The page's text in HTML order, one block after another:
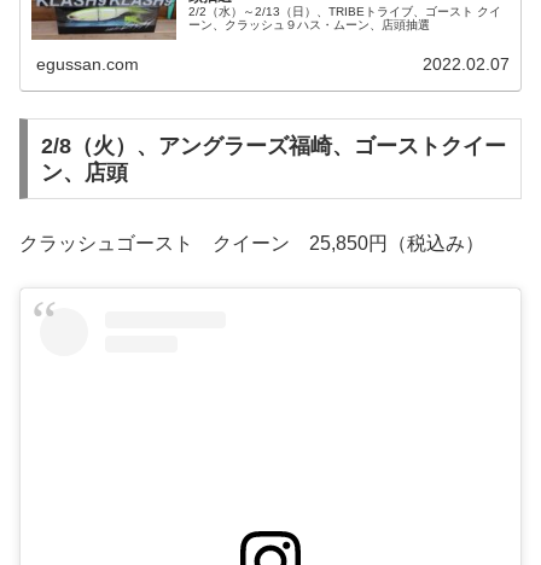
2/2（水）～2/13（日）、TRIBEトライブ、ゴースト クイ
ーン、クラッシュ９ハス・ムーン、店頭抽選
egussan.com 2022.02.07
2/8（火）、アングラーズ福崎、ゴーストクイー
ン、店頭
クラッシュゴースト クイーン 25,850円（税込み）